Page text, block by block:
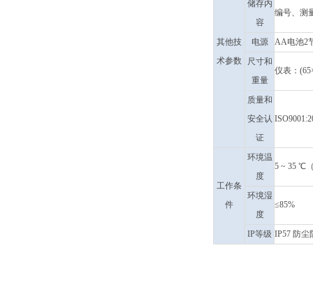
其他技
术参数
储存内
容
编号、测
电源
AA电池2
尺寸和
重量
仪表：
质量和
安全认
证
工作条
件
环境温
度
5 ~ 35 ℃
环境湿
度
≤85%
IP等级 IP57 防尘